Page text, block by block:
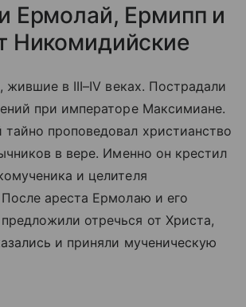
Ермолай, Ермипп и
Никомидийские
жившие в III–IV веках. Пострадали
при императоре Максимиане.
проповедовал христианство
в вере. Именно он крестил
и целителя
ареста Ермолаю и его
отречься от Христа,
и приняли мученическую